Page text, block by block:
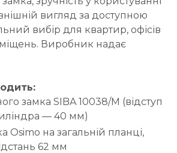
вигляд за доступною
вибір для квартир, офісів
Виробник надає
замка SIBA 10038/M (відступ
— 40 мм)
Osimo на загальній планці,
62 мм